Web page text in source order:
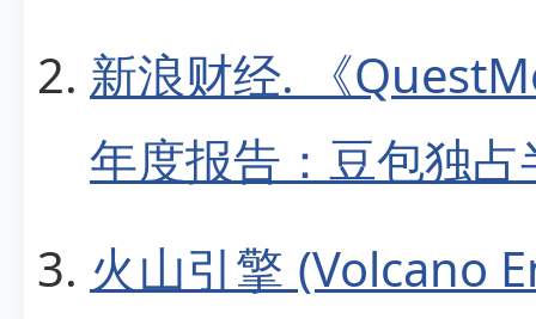
新浪财经. 《
年度报告：豆包独
火山引擎 (Volcano